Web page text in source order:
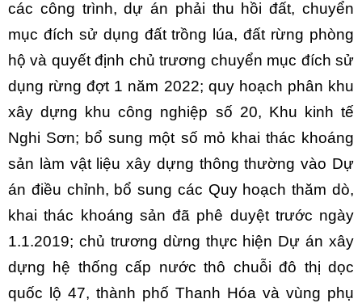
các công trình, dự án phải thu hồi đất, chuyển
mục đích sử dụng đất trồng lúa, đất rừng phòng
hộ và quyết định chủ trương chuyển mục đích sử
dụng rừng đợt 1 năm 2022; quy hoạch phân khu
xây dựng khu công nghiệp số 20, Khu kinh tế
Nghi Sơn; bổ sung một số mỏ khai thác khoáng
sản làm vật liệu xây dựng thông thường vào Dự
án điều chỉnh, bổ sung các Quy hoạch thăm dò,
khai thác khoáng sản đã phê duyệt trước ngày
1.1.2019; chủ trương dừng thực hiện Dự án xây
dựng hệ thống cấp nước thô chuỗi đô thị dọc
quốc lộ 47, thành phố Thanh Hóa và vùng phụ